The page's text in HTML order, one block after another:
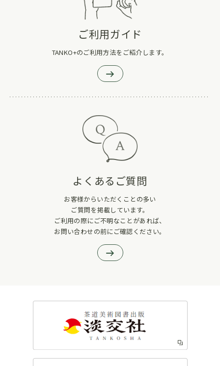
ご利用ガイド
TANKO+のご利用方法をご紹介します。
よくあるご質問
お客様からいただくことの多い
ご質問を掲載しています。
ご利用の際にご不明なことがあれば、
お問い合わせの前にご確認ください。